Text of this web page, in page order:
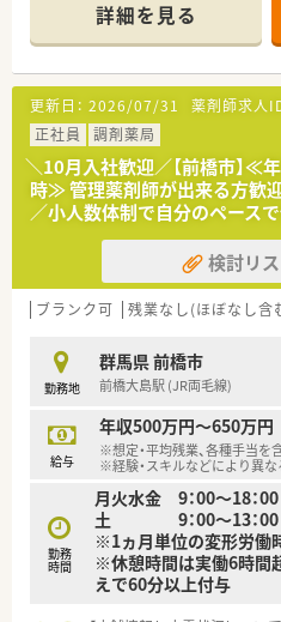
【店舗情報と応需状況について】
■最寄り駅である北高崎駅か
通勤が可能な調剤薬局の求人
■近隣医療機関からの処方箋
医療にも積極的に取り組んで
■1日あたりの処方箋枚数は
名の薬剤師に事務1名の体制
【想定されるキャリアイメージ
■薬剤師としての専門性をと
トとしてキャリアを築くこ
■複数店舗を統括するエリア
関わる管理職へのステップア
■ご自身の志向に合わせて本
【やりがい/おすすめポイント】
■薬を提供するだけでなく、
の健康生活を直接支える大き
■大手グループならではの安
ならではの温かさを併せ持つ
■ご自身のライフステージが
制度が整っており長く安心し
【こんな方が活躍中】
■地元での就業を希望し、転
て長く働き続けたい方が多数
詳細を見る
更新日： 2026/07/31 薬剤師求人ID
正社員
調剤薬局
＼10月入社歓迎／【前橋市】
時≫ 管理薬剤師が出来る方歓
／小人数体制で自分のペース
検討リ
ブランク可 残業なし(ほぼなし含
勤務地
群馬県 前橋市
前橋大島駅 (JR両毛線)
給与
年収500万円～650万円
※想定・平均残業、各種手当を
※経験・スキルなどにより異な
勤務
時間
月火水金 9：00～18：00
土 9：00～13：00
※1ヵ月単位の変形労働
※休憩時間は実働6時間
えで60分以上付与